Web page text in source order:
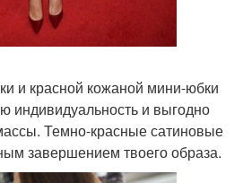
и красной кожаной мини-юбки
индивидуальность и выгодно
Темно-красные сатиновые
завершением твоего образа.